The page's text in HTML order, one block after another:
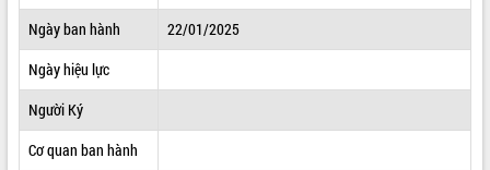
SỞ, BAN, NGÀNH
THÔNG TIN CHỈ ĐẠO ĐIỀU HÀNH
HỆ THỐNG VĂN BẢN
Ngày ban hành
22/01/2025
Ngày hiệu lực
Người Ký
Cơ quan ban hành